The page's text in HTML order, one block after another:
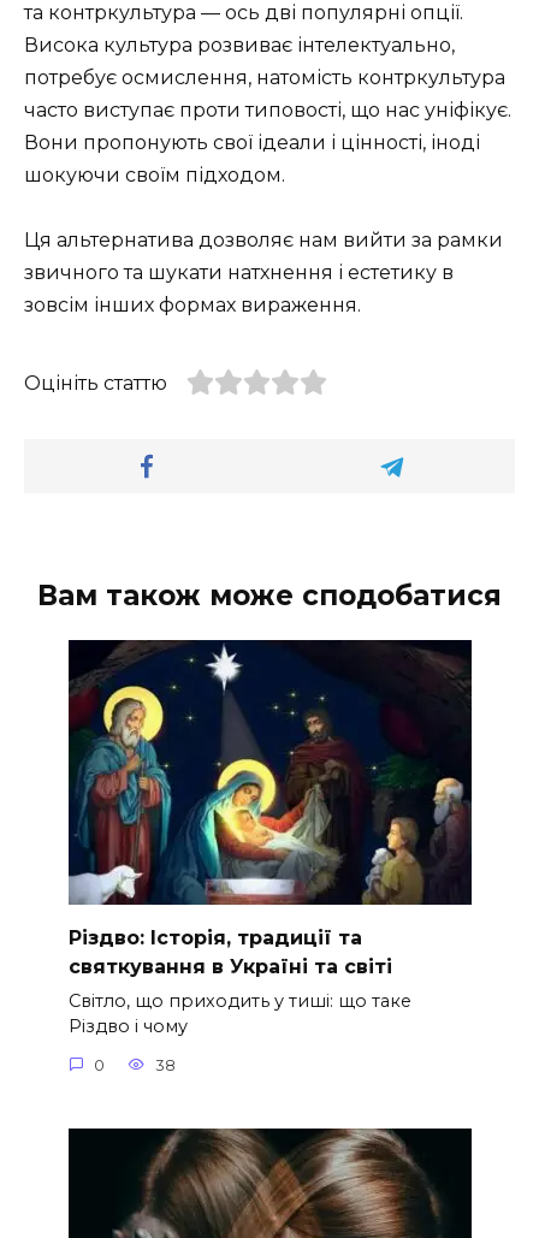
та контркультура — ось дві популярні опції.
Висока культура розвиває інтелектуально,
потребує осмислення, натомість контркультура
часто виступає проти типовості, що нас уніфікує.
Вони пропонують свої ідеали і цінності, іноді
шокуючи своїм підходом.
Ця альтернатива дозволяє нам вийти за рамки
звичного та шукати натхнення і естетику в
зовсім інших формах вираження.
Оцініть статтю
Вам також може сподобатися
Різдво: Історія, традиції та
святкування в Україні та світі
Світло, що приходить у тиші: що таке
Різдво і чому
0 38